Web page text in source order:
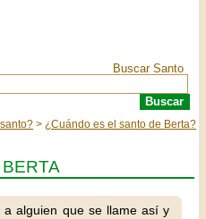
Buscar Santo
¿Cuándo es el santo de Berta?
a alguien que se llame así y